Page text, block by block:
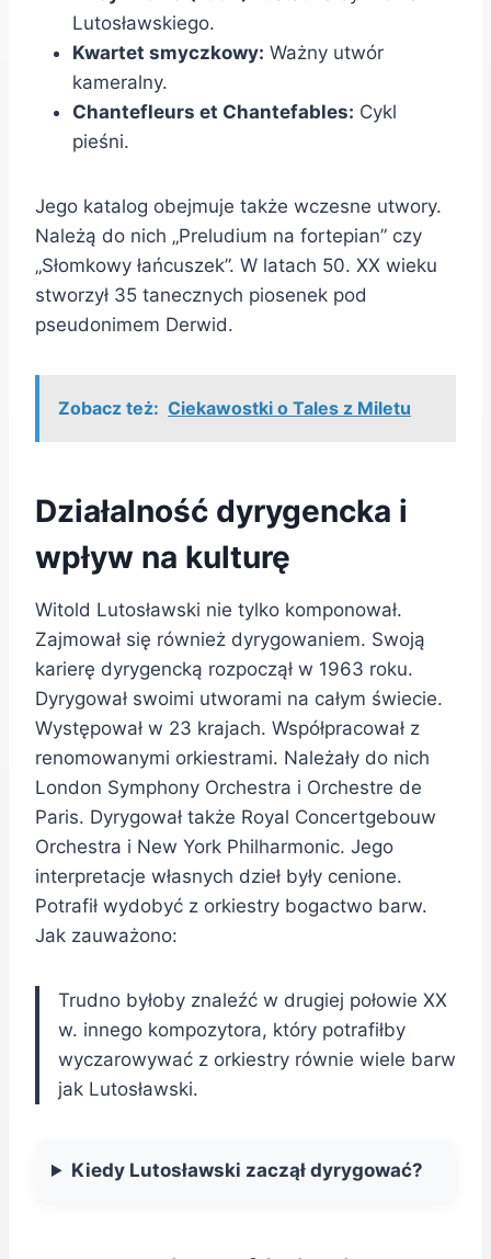
Lutosławskiego.
Kwartet smyczkowy: Ważny utwór
kameralny.
Chantefleurs et Chantefables: Cykl
pieśni.
Jego katalog obejmuje także wczesne utwory.
Należą do nich „Preludium na fortepian” czy
„Słomkowy łańcuszek”. W latach 50. XX wieku
stworzył 35 tanecznych piosenek pod
pseudonimem Derwid.
Zobacz też: Ciekawostki o Tales z Miletu
Działalność dyrygencka i
wpływ na kulturę
Witold Lutosławski nie tylko komponował.
Zajmował się również dyrygowaniem. Swoją
karierę dyrygencką rozpoczął w 1963 roku.
Dyrygował swoimi utworami na całym świecie.
Występował w 23 krajach. Współpracował z
renomowanymi orkiestrami. Należały do nich
London Symphony Orchestra i Orchestre de
Paris. Dyrygował także Royal Concertgebouw
Orchestra i New York Philharmonic. Jego
interpretacje własnych dzieł były cenione.
Potrafił wydobyć z orkiestry bogactwo barw.
Jak zauważono:
Trudno byłoby znaleźć w drugiej połowie XX
w. innego kompozytora, który potrafiłby
wyczarowywać z orkiestry równie wiele barw
jak Lutosławski.
Kiedy Lutosławski zaczął dyrygować?